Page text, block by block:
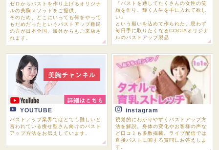
ゼロからバストを作り上げるオリジナ
ルの美胸メソッドをご提供。
そのため、どこにいっても何をやって
もだめだったというバストアップ難民
の方が日本全国、海外からもご来店さ
れます。
『バストを通してたくさんの女性の笑
顔を作り、輝く人生を手に入れて欲し
い』
という願いを込めて作られた、思わず
毎日手に取りたくなるCOCIAオリジナ
ルのバストアップ製品
YOUTUBE
バストアップ業界ではとても難しいと
言われている痩せ型さん向けのバスト
アップ方法をお伝えしています。
instagram
視覚的にわかりやすくバストアップ方
法を解説。身体の変化やお客様の声な
ど口コミも多数掲載。ライブ配信では
直接バストに関する質問にお答えしま
す。